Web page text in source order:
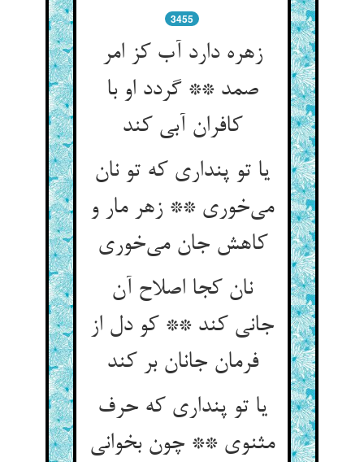
3455
زهره دارد آب کز امر
صمد ** گردد او با
کافران آبی کند
یا تو پنداری که تو نان
می‌خوری ** زهر مار و
کاهش جان می‌خوری
نان کجا اصلاح آن
جانی کند ** کو دل از
فرمان جانان بر کند
یا تو پنداری که حرف
مثنوی ** چون بخوانی